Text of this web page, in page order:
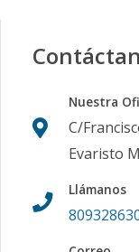
Nuestra
C/
Evaristo
Llámanos